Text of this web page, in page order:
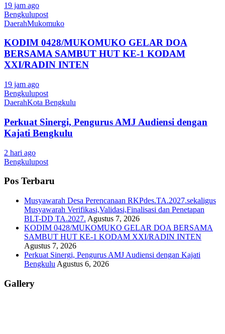
19 jam ago
Bengkulupost
DaerahMukomuko
KODIM 0428/MUKOMUKO GELAR DOA
BERSAMA SAMBUT HUT KE-1 KODAM
XXI/RADIN INTEN
19 jam ago
Bengkulupost
DaerahKota Bengkulu
Perkuat Sinergi, Pengurus AMJ Audiensi dengan
Kajati Bengkulu
2 hari ago
Bengkulupost
Pos Terbaru
Musyawarah Desa Perencanaan RKPdes.TA.2027.sekaligus
Musyawarah Verifikasi,Validasi,Finalisasi dan Penetapan
BLT-DD TA.2027. Agustus 7, 2026
KODIM 0428/MUKOMUKO GELAR DOA BERSAMA
SAMBUT HUT KE-1 KODAM XXI/RADIN INTEN
Agustus 7, 2026
Perkuat Sinergi, Pengurus AMJ Audiensi dengan Kajati
Bengkulu Agustus 6, 2026
Gallery